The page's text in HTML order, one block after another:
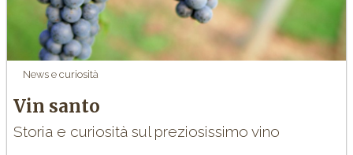
News e curiosità
Vin santo
Storia e curiosità sul preziosissimo vino